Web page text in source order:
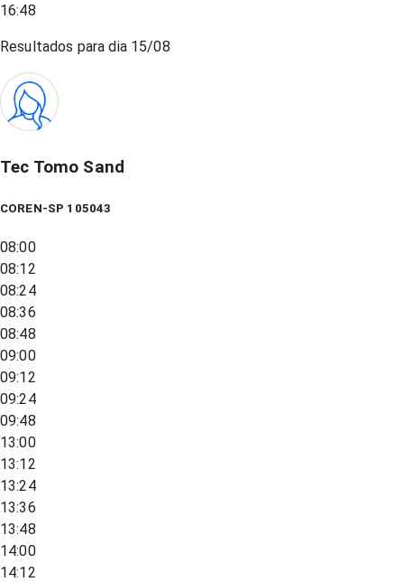
16:48
Resultados para dia 15/08
Tec Tomo Sand
COREN-SP 105043
08:00
08:12
08:24
08:36
08:48
09:00
09:12
09:24
09:48
13:00
13:12
13:24
13:36
13:48
14:00
14:12